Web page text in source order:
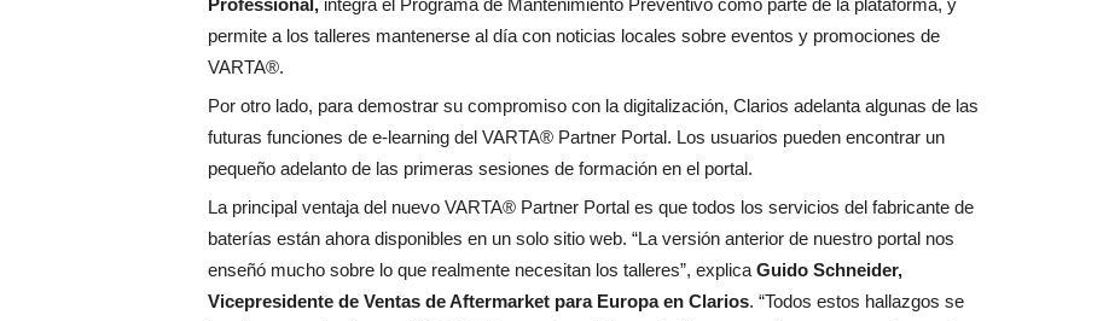
Professional, integra el Programa de Mantenimiento Preventivo como parte de la plataforma, y
permite a los talleres mantenerse al día con noticias locales sobre eventos y promociones de
VARTA®.
Por otro lado, para demostrar su compromiso con la digitalización, Clarios adelanta algunas de las
futuras funciones de e-learning del VARTA® Partner Portal. Los usuarios pueden encontrar un
pequeño adelanto de las primeras sesiones de formación en el portal.
La principal ventaja del nuevo VARTA® Partner Portal es que todos los servicios del fabricante de
baterías están ahora disponibles en un solo sitio web. “La versión anterior de nuestro portal nos
enseñó mucho sobre lo que realmente necesitan los talleres”, explica Guido Schneider,
Vicepresidente de Ventas de Aftermarket para Europa en Clarios. “Todos estos hallazgos se